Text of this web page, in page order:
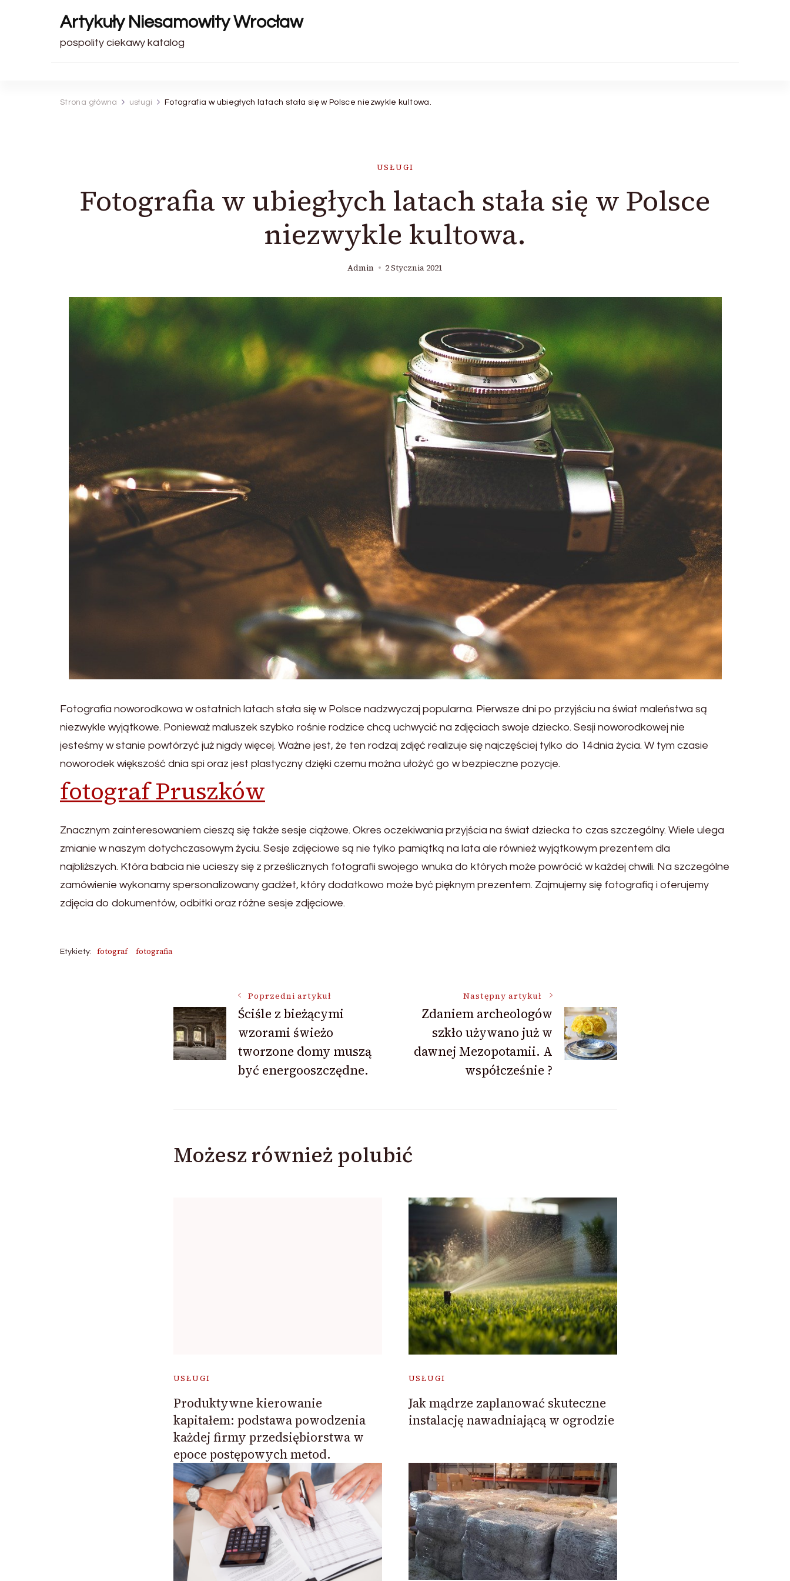
Artykuły Niesamowity Wrocław
pospolity ciekawy katalog
Strona główna usługi Fotografia w ubiegłych latach stała się w Polsce niezwykle kultowa.
USŁUGI
Fotografia w ubiegłych latach stała się w Polsce
niezwykle kultowa.
Admin 2 Stycznia 2021
Fotografia noworodkowa w ostatnich latach stała się w Polsce nadzwyczaj popularna. Pierwsze dni po przyjściu na świat maleństwa są
niezwykle wyjątkowe. Ponieważ maluszek szybko rośnie rodzice chcą uchwycić na zdjęciach swoje dziecko. Sesji noworodkowej nie
jesteśmy w stanie powtórzyć już nigdy więcej. Ważne jest, że ten rodzaj zdjęć realizuje się najczęściej tylko do 14dnia życia. W tym czasie
noworodek większość dnia spi oraz jest plastyczny dzięki czemu można ułożyć go w bezpieczne pozycje.
fotograf Pruszków
Znacznym zainteresowaniem cieszą się także sesje ciążowe. Okres oczekiwania przyjścia na świat dziecka to czas szczególny. Wiele ulega
zmianie w naszym dotychczasowym życiu. Sesje zdjęciowe są nie tylko pamiątką na lata ale również wyjątkowym prezentem dla
najbliższych. Która babcia nie ucieszy się z prześlicznych fotografii swojego wnuka do których może powrócić w każdej chwili. Na szczególne
zamówienie wykonamy spersonalizowany gadżet, który dodatkowo może być pięknym prezentem. Zajmujemy się fotografią i oferujemy
zdjęcia do dokumentów, odbitki oraz różne sesje zdjęciowe.
Etykiety: fotograf fotografia
Nawigacja
wpisu
Poprzedni artykuł
Ściśle z bieżącymi
wzorami świeżo
tworzone domy muszą
być energooszczędne.
Następny artykuł
Zdaniem archeologów
szkło używano już w
dawnej Mezopotamii. A
współcześnie ?
Możesz również polubić
USŁUGI
Produktywne kierowanie
kapitałem: podstawa powodzenia
każdej firmy przedsiębiorstwa w
epoce postępowych metod.
USŁUGI
Jak mądrze zaplanować skuteczne
instalację nawadniającą w ogrodzie